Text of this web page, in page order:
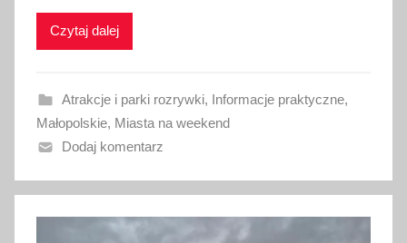
i
a
n
o
s
i
Czytaj dalej
Atrakcje i parki rozrywki, Informacje praktyczne,
Małopolskie, Miasta na weekend
Dodaj komentarz